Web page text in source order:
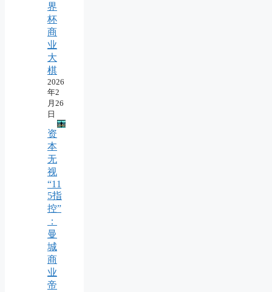
界
杯
商
业
大
棋
2026
年2
月26
日
资
本
无
视
“11
5指
控”
：
曼
城
商
业
帝